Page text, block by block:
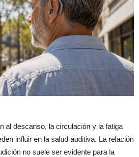
al descanso, la circulación y la fatiga
influir en la salud auditiva. La relación
no suele ser evidente para la